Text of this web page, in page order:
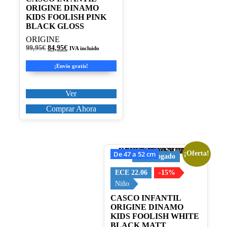
ORIGINE DINAMO
KIDS FOOLISH PINK
BLACK GLOSS
ORIGINE
99,95€ El
original
era:
84,95€El
actual
es:
IVA incluido
¡Envío gratis!
Ver
opciones
se
pueden
elegir
en
de
Comprar Ahora
¡Oferta!
Homologado
De 47 a 52 cm
ECE 22.06
-15%
Niño
CASCO INFANTIL
ORIGINE DINAMO
KIDS FOOLISH WHITE
BLACK MATT
Este
producto
tiene
múltiples
variantes.
Las
opciones
se